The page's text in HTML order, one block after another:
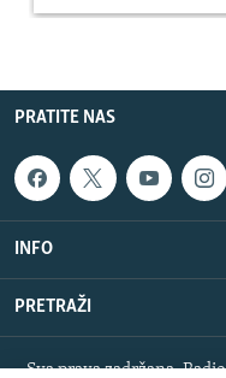
PRATITE NAS
INFO
PRETRAŽI
Sva prava zadržana.